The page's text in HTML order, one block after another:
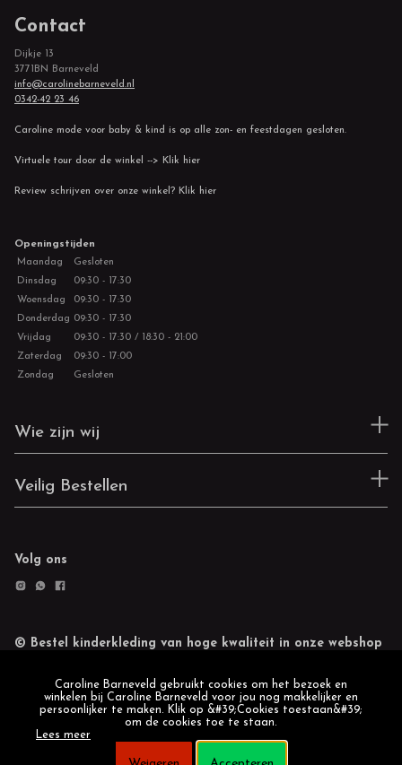
Contact
Dijkje 13
3771BN Barneveld
info@carolinebarneveld.nl
0342-42 23 46
Caroline mode voor baby & kind is op alle zon- en feestdagen gesloten.
Virtuele tour door de winkel --> Klik hier
Review schrijven over onze winkel? Klik hier
Openingstijden
Maandag
Gesloten
Dinsdag
09:30 - 17:30
Woensdag
09:30 - 17:30
Donderdag 09:30 - 17:30
Vrijdag
09:30 - 17:30 / 18:30 - 21:00
Zaterdag
09:30 - 17:00
Zondag
Gesloten
Wie zijn wij
Veilig Bestellen
Volg ons
© Bestel kinderkleding van hoge kwaliteit in onze webshop
Caroline Barneveld gebruikt cookies om het bezoek en
winkelen bij Caroline Barneveld voor jou nog makkelijker en
persoonlijker te maken. Klik op &#39;Cookies toestaan&#39;
om de cookies toe te staan.
Lees meer